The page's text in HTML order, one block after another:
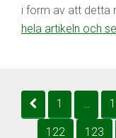
i form av att detta
hela artikeln och
1 …
122 123